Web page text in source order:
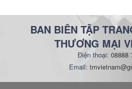
BAN BIÊN TẬP
THƯƠNG MẠI
Điện thoại: 08888
Email: